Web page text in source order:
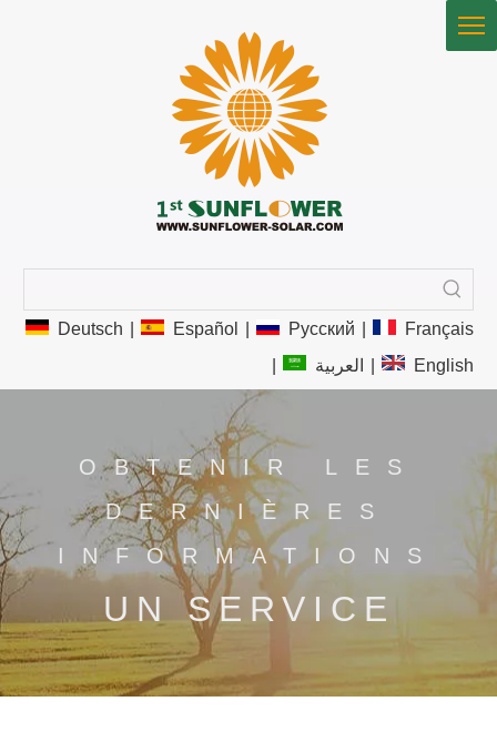
Deutsch Español Pусский
Français
العربية English
OBTENIR LES
DERNIÈRES
INFORMATIONS
UN SERVICE